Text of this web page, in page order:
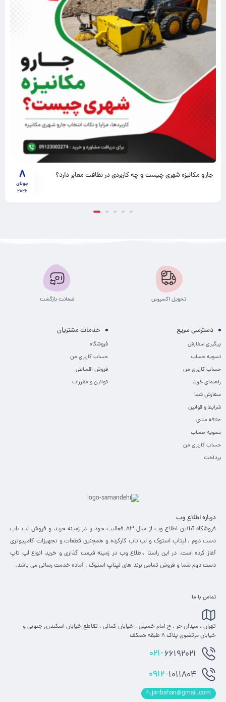
8
جولای
2026
جارو مکانیزه شهری چیست و چه کاربردی در نظافت معابر دارد؟
تحویل اکسپرس ضمانت بازگشت
دسترسی سریع
پیگیری سفارش
تسویه حساب
حساب کاربری من
راهنمای خرید
سفارش شما
شرایط و قوانین
علاقه مندی
تسویه حساب
حساب کاربری من
پرداخت
خدمات مشتریان
فروشگاه
حساب کاربری من
فروش اقساطی
قوانین و مقررات
درباره اطلاع وب
فروشگاه آنلاین اطلاع وب از سال 83 فعالیت خود را در زمینه خرید و فروش لپ تاپ
دست دوم ، لپتاپ استوک و لب تاب کارکرده و همچنین قطعات و تجهیزات کامپیوتری
آغاز کرده است. در این راستا ،‌اطلاع وب در زمینه قیمت گذاری و خرید انواع لپ تاپ
دست دوم شما و فروش تمامی برند های لپتاپ استوک ، آماده خدمت رسانی می باشد.
تماس با ما
تهران ، میدان حر ، خ امام خمینی ، خیابان کمالی ، تقاطع خیابان اسکندری جنوبی و
خیابان مرتضوی پلاک 8 طبقه همکف
021-66192021
0912-1011804
h.janbahan@gmail.com